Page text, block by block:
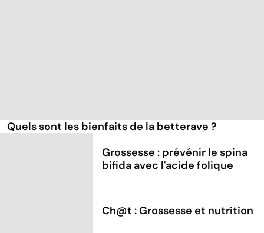
Quels sont les bienfaits de la betterave ?
Grossesse : prévénir le spina
bifida avec l'acide folique
Ch@t : Grossesse et nutrition